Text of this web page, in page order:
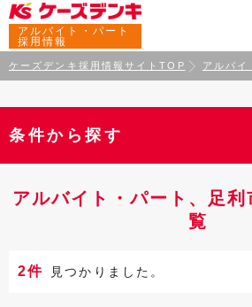
アルバイト・パート
採用情報
ケーズデンキ採用情報サイトTOP アルバ
条件から探す
アルバイト・パート、足
覧
2件 見つかりました。